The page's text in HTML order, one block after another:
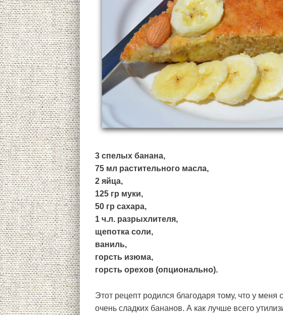
3 спелых банана,
75 мл растительного масла,
2 яйца,
125 гр муки,
50 гр сахара,
1 ч.л. разрыхлителя,
щепотка соли,
ваниль,
горсть изюма,
горсть орехов (опционально).
Этот рецепт родился благодаря тому, что у меня
очень сладких бананов. А как лучше всего